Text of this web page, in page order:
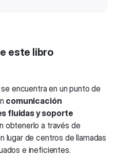
este libro
encuentra en un punto de
comunicación
fluidas y soporte
obtenerlo a través de
lugar de centros de llamadas
e ineficientes.